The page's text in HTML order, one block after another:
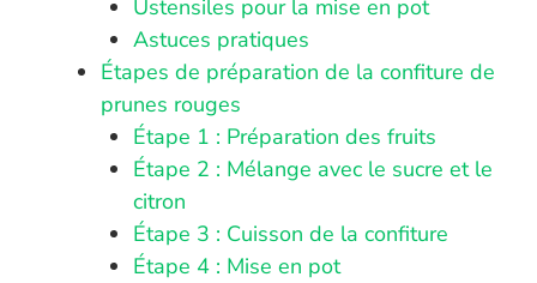
Ustensiles pour la mise en pot
Astuces pratiques
Étapes de préparation de la confiture de
prunes rouges
Étape 1 : Préparation des fruits
Étape 2 : Mélange avec le sucre et le
citron
Étape 3 : Cuisson de la confiture
Étape 4 : Mise en pot